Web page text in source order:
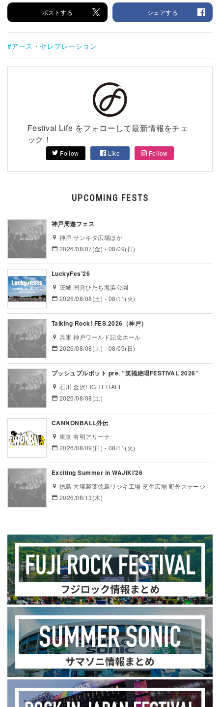
ポストする シェアする
アース・セレブレーション
Festival Life をフォローして最新情報をチェ
ック！
Follow Like Follow
UPCOMING FESTS
神戸周遊フェス
神戸 サンキタ広場ほか
2026/08/07(金) - 08/09(日)
LuckyFes’26
茨城 国営ひたち海浜公園
2026/08/08(土) - 08/11(火)
Talking Rock! FES.2026（神戸）
兵庫 神戸ワールド記念ホール
2026/08/08(土) - 08/09(日)
プッシュプルポット pre. “笑福絶唱FESTIVAL 2026”
石川 金沢EIGHT HALL
2026/08/08(土)
CANNONBALL外伝
東京 有明アリーナ
2026/08/09(日) - 08/11(火)
Exciting Summer in WAJIKI’26
徳島 大塚製薬徳島ワジキ工場 芝生広場 野外ステージ
2026/08/13(木)